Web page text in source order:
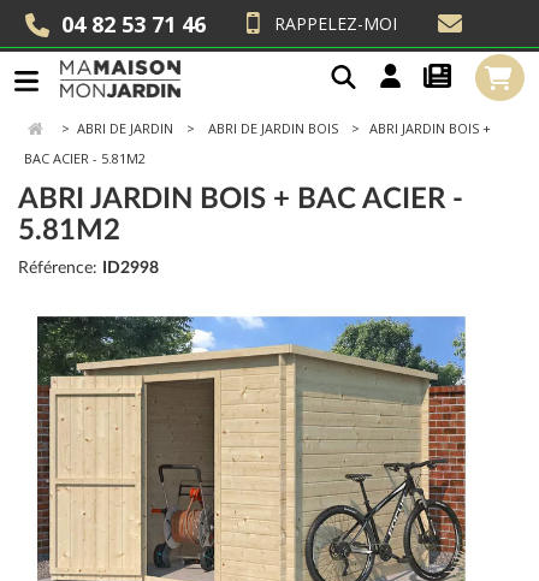
04 82 53 71 46 RAPPELEZ-MOI
> ABRI DE JARDIN ABRI DE JARDIN BOIS
ABRI JARDIN BOIS +
BAC ACIER - 5.81M2
ABRI JARDIN BOIS + BAC ACIER -
5.81M2
Référence: ID2998